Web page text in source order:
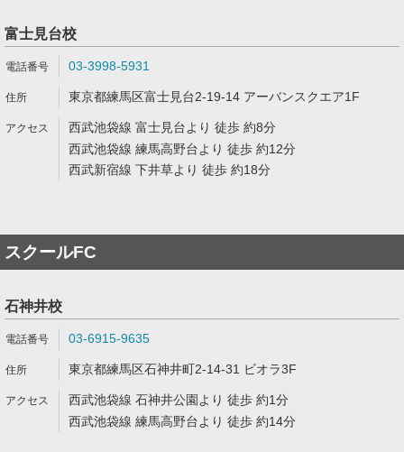
富士見台校
03-3998-5931
東京都練馬区富士見台2-19-14 アーバンスクエア1F
西武池袋線 富士見台より 徒歩 約8分
西武池袋線 練馬高野台より 徒歩 約12分
西武新宿線 下井草より 徒歩 約18分
スクールFC
石神井校
03-6915-9635
東京都練馬区石神井町2-14-31 ビオラ3F
西武池袋線 石神井公園より 徒歩 約1分
西武池袋線 練馬高野台より 徒歩 約14分